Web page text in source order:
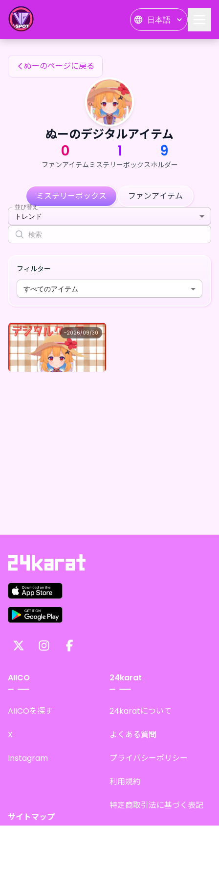
日本語
ぬーのファンアイテム
ぬーのページに戻る
ぬーのデジタルアイテム
0
ファンアイテム
1
ミステリーボックス
9
ホルダー
ミステリーボックス ファンアイテム
並び替え
トレンド
フィルター
すべてのアイテム
~2026/09/30
ぬー
ぬー ×Vガスト開店！
最低価格
¥1,100 購入はこちら
AIICO
AIICOを探す
X
Instagram
24karat
24karatについて
よくある質問
プライバシーポリシー
利用規約
特定商取引法に基づく表記
サイトマップ
ぬーのファンアイテム — 24karat